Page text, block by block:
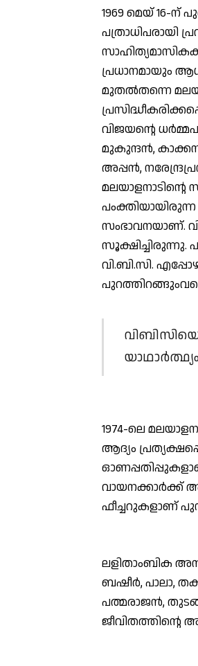
1969 മെയ് 16-ന്
പത്രാധിപരായി
പ്രധാനമായും
മുതല്‍തന്നെ
വിജയന്റെ
മുകുന്ദന്‍,
അപ്പന്‍,
സംഭാവനയാണ്.
വി.ബി.സി.
വിബിസിയെ
1974-ലെ
ആദ്യം
വായനക്കാര്‍ക്ക്
ഫീച്ചറുകളാണ്
ലളിതാംബിക
ബഷീര്‍, പാലാ,
പത്മരാജന്‍,